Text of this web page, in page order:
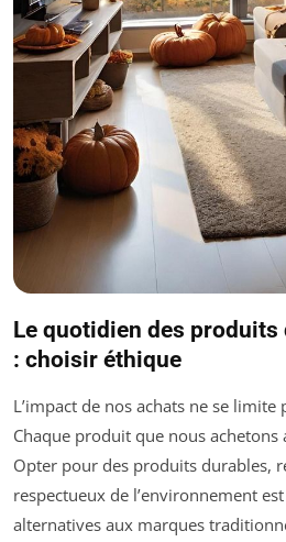
Le quotidien des
: choisir éthique
L’impact de nos achats ne se limite
Chaque produit que nous
Opter pour des produits durables,
respectueux de l’environnement
alternatives aux marques